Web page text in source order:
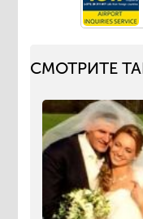
СМОТРИТЕ